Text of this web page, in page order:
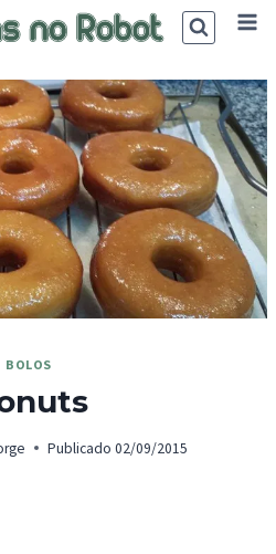
BOLOS
Publicado 02/09/2015